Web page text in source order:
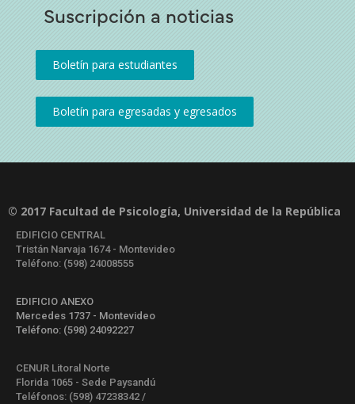
Suscripción a noticias
© 2017 Facultad de Psicología, Universidad de la República
EDIFICIO CENTRAL
Tristán Narvaja 1674 - Montevideo
Teléfono: (598) 24008555
EDIFICIO ANEXO
Mercedes 1737 - Montevideo
Teléfono: (598) 24092227
CENUR Litoral Norte
Florida 1065 - Sede Paysandú
Teléfonos: (598) 47238342 /